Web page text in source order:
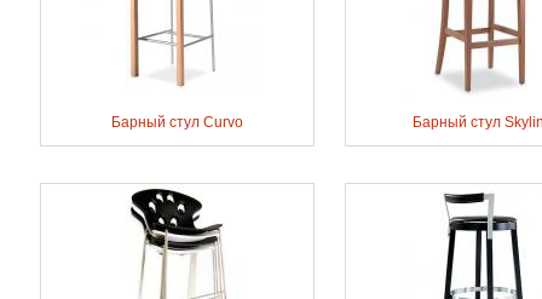
Барный стул Curvo Барный стул